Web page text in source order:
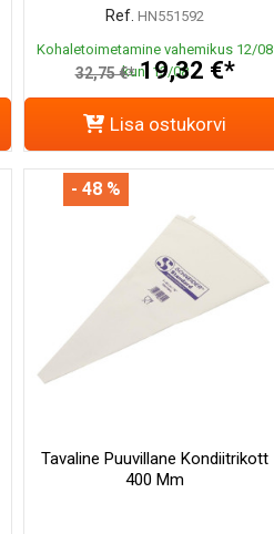
Ref. HN551592
Kohaletoimetamine vahemikus 12/08
kuni 13/08
32,75 €* 19,32 €*
Lisa ostukorvi
Tavaline Puuvillane Kondiitrikott
400 Mm
- 48 %